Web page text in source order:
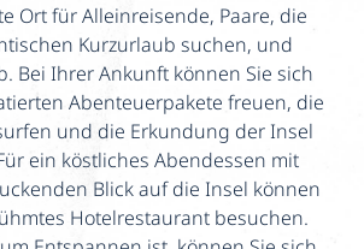
Ort für Alleinreisende, Paare, die
Kurzurlaub suchen, und
Bei Ihrer Ankunft können Sie sich
Abenteuerpakete freuen, die
und die Erkundung der Insel
ein köstliches Abendessen mit
Blick auf die Insel können
Hotelrestaurant besuchen.